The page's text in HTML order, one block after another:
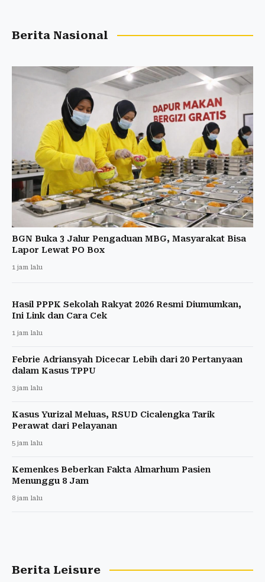
Berita Nasional
BGN Buka 3 Jalur Pengaduan MBG, Masyarakat Bisa
Lapor Lewat PO Box
1 jam lalu
Hasil PPPK Sekolah Rakyat 2026 Resmi Diumumkan,
Ini Link dan Cara Cek
1 jam lalu
Febrie Adriansyah Dicecar Lebih dari 20 Pertanyaan
dalam Kasus TPPU
3 jam lalu
Kasus Yurizal Meluas, RSUD Cicalengka Tarik
Perawat dari Pelayanan
5 jam lalu
Kemenkes Beberkan Fakta Almarhum Pasien
Menunggu 8 Jam
8 jam lalu
Berita Leisure